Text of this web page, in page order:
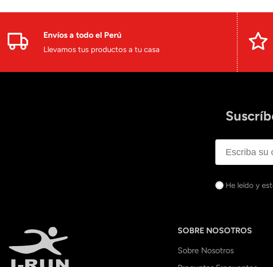
Envíos a todo el Perú
Llevamos tus productos a tu casa
He leído y
SOBRE NOSOTROS
Sobre Nosotros